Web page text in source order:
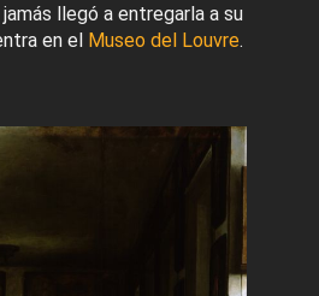
llegó a entregarla a su
en el Museo del Louvre.